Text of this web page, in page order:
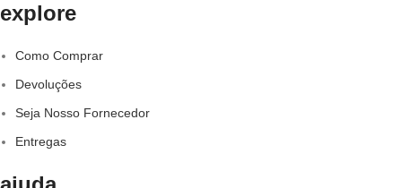
explore
Como Comprar
Devoluções
Seja Nosso Fornecedor
Entregas